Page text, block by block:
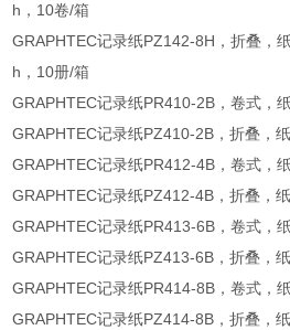
h，10卷/箱
GRAPHTEC记录纸PZ142-8H，折叠，
h，10册/箱
GRAPHTEC记录纸PR410-2B，卷式，
GRAPHTEC记录纸PZ410-2B，折叠，
GRAPHTEC记录纸PR412-4B，卷式，
GRAPHTEC记录纸PZ412-4B，折叠，
GRAPHTEC记录纸PR413-6B，卷式，
GRAPHTEC记录纸PZ413-6B，折叠，
GRAPHTEC记录纸PR414-8B，卷式，
GRAPHTEC记录纸PZ414-8B，折叠，